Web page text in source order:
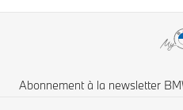
Abonnement à la newsletter